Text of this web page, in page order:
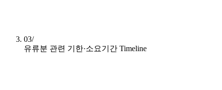
03/
유류분 관련 기한·소요기간 Timeline